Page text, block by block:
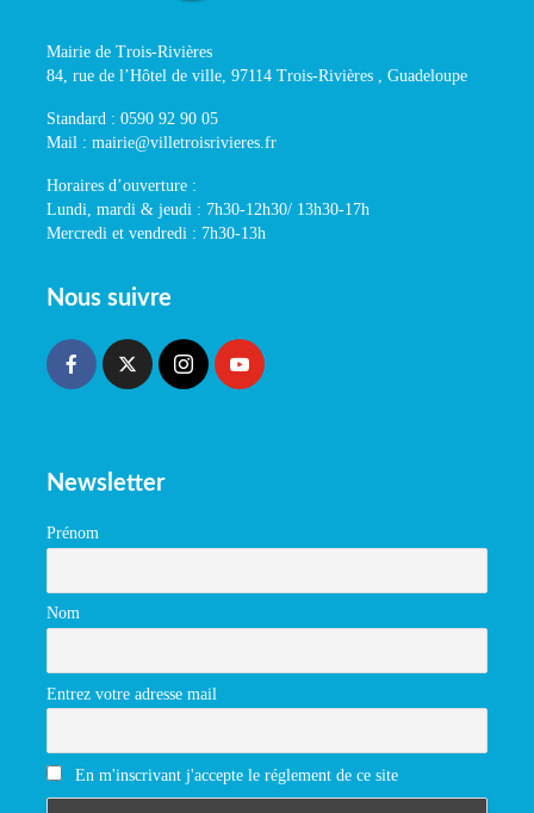
Mairie de Trois-Rivières
84, rue de l’Hôtel de ville, 97114 Trois-Rivières , Guadeloupe
Standard : 0590 92 90 05
Mail : mairie@villetroisrivieres.fr
Horaires d’ouverture :
Lundi, mardi & jeudi : 7h30-12h30/ 13h30-17h
Mercredi et vendredi : 7h30-13h
Nous suivre
Newsletter
Prénom
Nom
Entrez votre adresse mail
En m'inscrivant j'accepte le réglement de ce site